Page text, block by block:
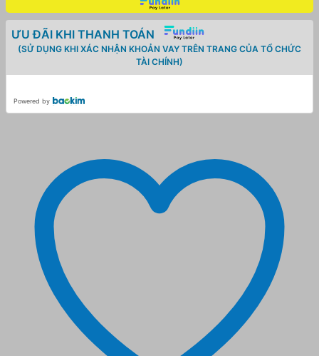
ƯU ĐÃI KHI THANH TOÁN
(SỬ DỤNG KHI XÁC NHẬN KHOẢN VAY TRÊN TRANG CỦA TỔ CHỨC
TÀI CHÍNH)
Powered by